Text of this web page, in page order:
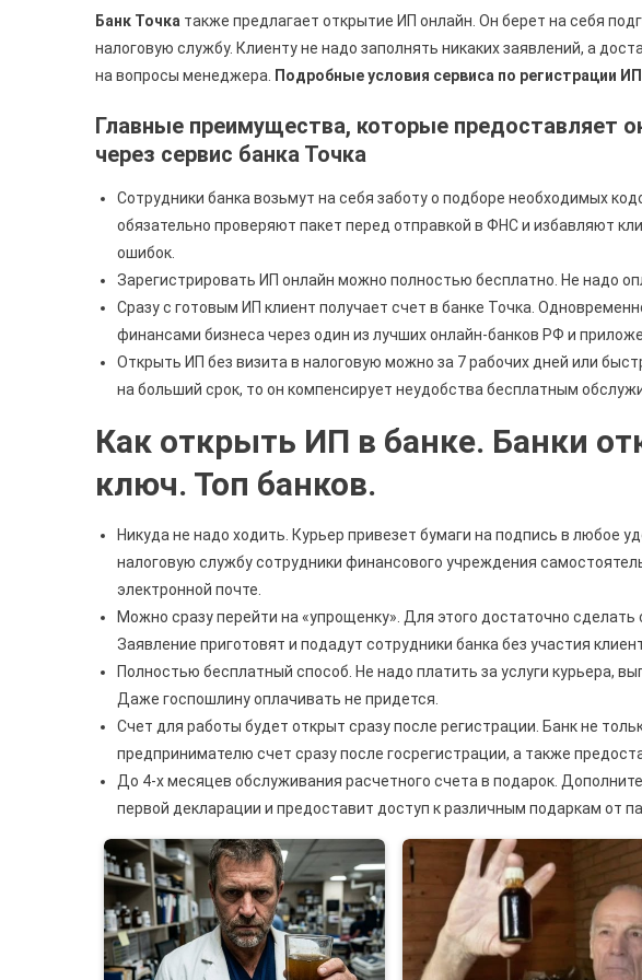
Банк Точка также предлагает открытие ИП онлайн. Он берет на себя
налоговую службу. Клиенту не надо заполнять никаких заявлений, а
на вопросы менеджера. Подробные условия сервиса по регистрации
Главные преимущества, которые предоставляет
через сервис банка Точка
Сотрудники банка возьмут на себя заботу о подборе необходимых
обязательно проверяют пакет перед отправкой в ФНС и избавляют
ошибок.
Зарегистрировать ИП онлайн можно полностью бесплатно. Не надо
Сразу с готовым ИП клиент получает счет в банке Точка.
финансами бизнеса через один из лучших онлайн-банков РФ и
Открыть ИП без визита в налоговую можно за 7 рабочих дней или
на больший срок, то он компенсирует неудобства бесплатным
Как открыть ИП в банке. Банки
ключ. Топ банков.
Никуда не надо ходить. Курьер привезет бумаги на подпись в любое
налоговую службу сотрудники финансового учреждения
электронной почте.
Можно сразу перейти на «упрощенку». Для этого достаточно
Заявление приготовят и подадут сотрудники банка без участия
Полностью бесплатный способ. Не надо платить за услуги курьера,
Даже госпошлину оплачивать не придется.
Счет для работы будет открыт сразу после регистрации. Банк не
предпринимателю счет сразу после госрегистрации, а также
До 4-х месяцев обслуживания расчетного счета в подарок.
первой декларации и предоставит доступ к различным подаркам от